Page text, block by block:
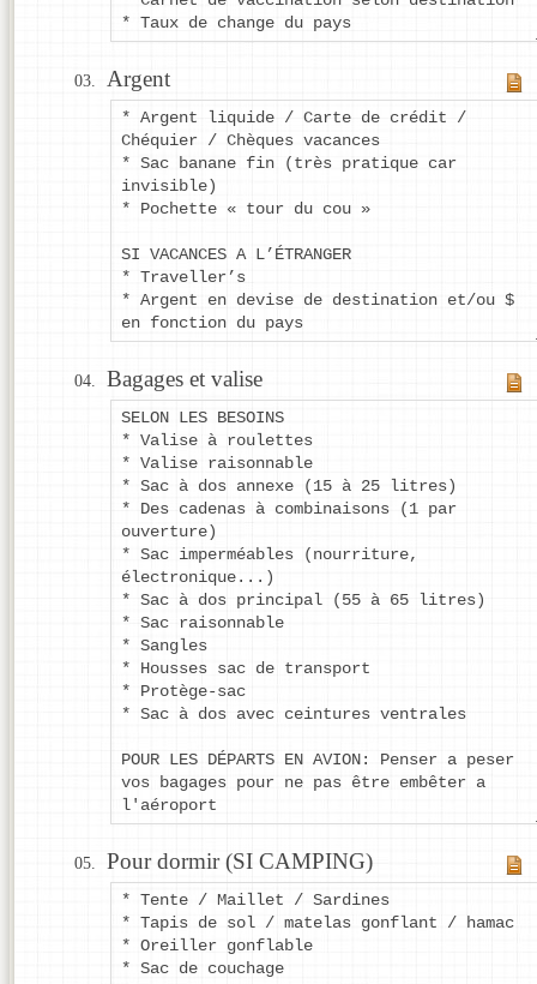
* Taux de change du pays
Argent
* Argent liquide / Carte de crédit /
Chéquier / Chèques vacances
* Sac banane fin (très pratique car
invisible)
* Pochette « tour du cou »
SI VACANCES A L’ÉTRANGER
* Traveller’s
* Argent en devise de destination et/ou $
en fonction du pays
Bagages et valise
SELON LES BESOINS
* Valise à roulettes
* Valise raisonnable
* Sac à dos annexe (15 à 25 litres)
* Des cadenas à combinaisons (1 par
ouverture)
* Sac imperméables (nourriture,
électronique...)
* Sac à dos principal (55 à 65 litres)
* Sac raisonnable
* Sangles
* Housses sac de transport
* Protège-sac
* Sac à dos avec ceintures ventrales
POUR LES DÉPARTS EN AVION: Penser a peser
vos bagages pour ne pas être embêter a
l'aéroport
Pour dormir (SI CAMPING)
* Tente / Maillet / Sardines
* Tapis de sol / matelas gonflant / hamac
* Oreiller gonflable
* Sac de couchage